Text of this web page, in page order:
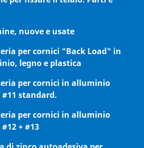
nuove e usate
per cornici "Back Load" in
legno e plastica
per cornici in alluminio
standard.
per cornici in alluminio
+ #13